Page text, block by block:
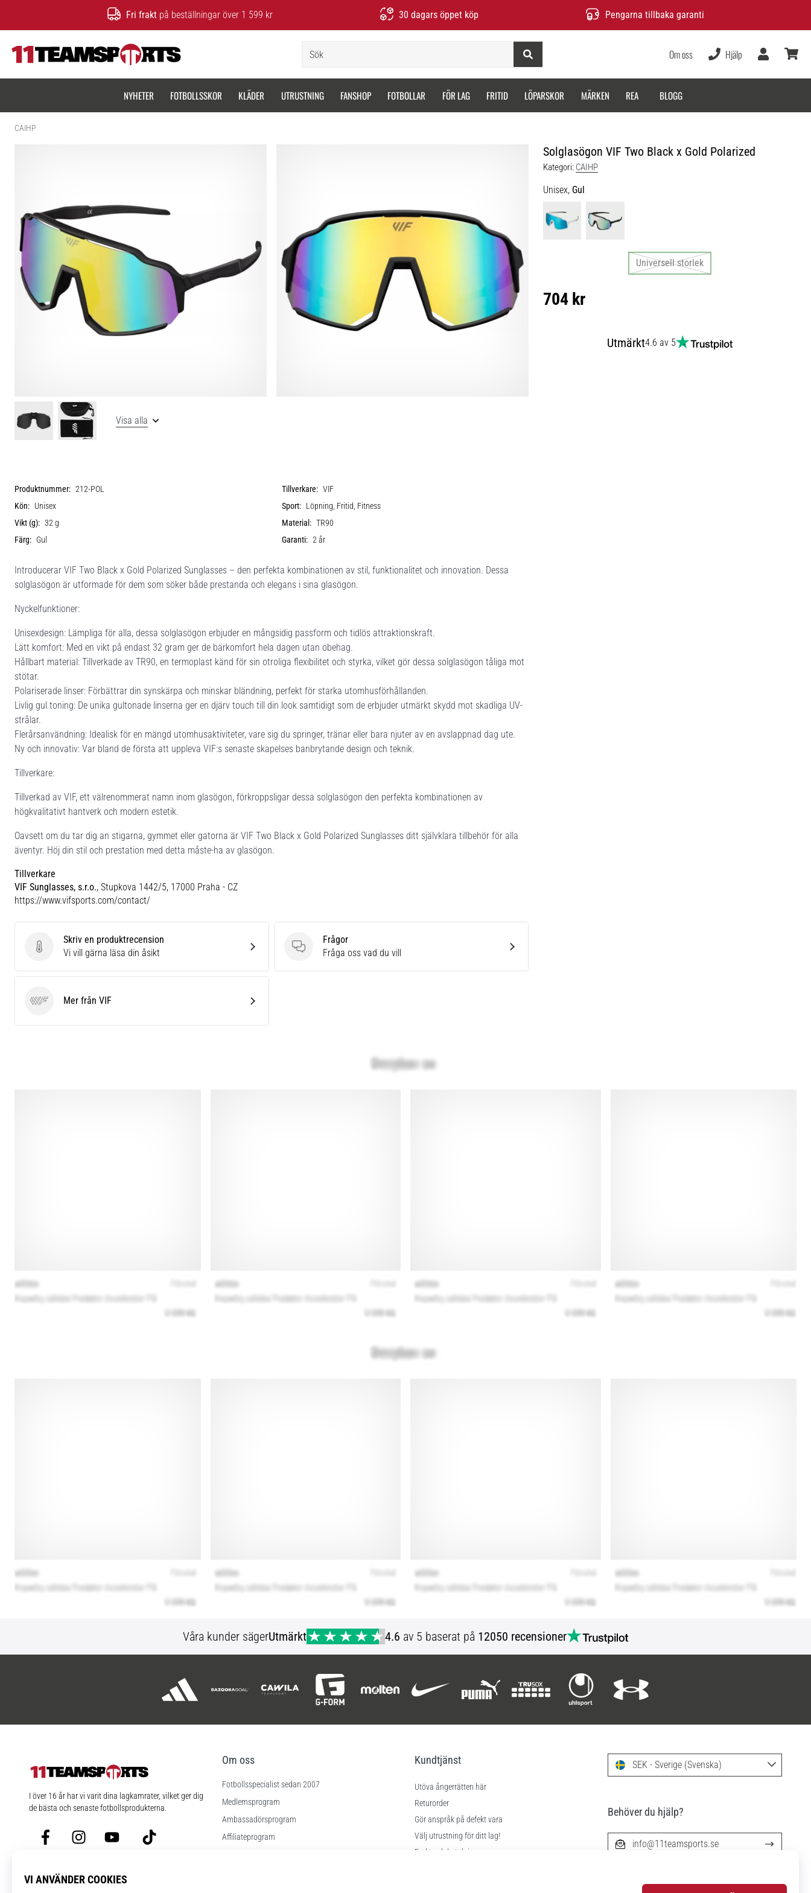
Fri frakt på beställningar över 1 599 kr 30 dagars öppet köp Pengarna tillbaka garanti
Om oss Hjälp
NYHETER FOTBOLLSSKOR KLÄDER UTRUSTNING FANSHOP FOTBOLLAR FÖR LAG FRITID LÖPARSKOR MÄRKEN REA BLOGG
CAIHP
Solglasögon VIF Two Black x Gold Polarized
Kategori: CAIHP
Unisex, Gul
Universell storlek
704 kr
Utmärkt4.6 av 5
Visa alla
Produktnummer: 212-POL Tillverkare: VIF
Kön: Unisex Sport: Löpning, Fritid, Fitness
Vikt (g): 32 g Material: TR90
Färg: Gul Garanti: 2 år
Introducerar VIF Two Black x Gold Polarized Sunglasses – den perfekta kombinationen av stil, funktionalitet och innovation. Dessa
solglasögon är utformade för dem som söker både prestanda och elegans i sina glasögon.
Nyckelfunktioner:
Unisexdesign: Lämpliga för alla, dessa solglasögon erbjuder en mångsidig passform och tidlös attraktionskraft.
Lätt komfort: Med en vikt på endast 32 gram ger de bärkomfort hela dagen utan obehag.
Hållbart material: Tillverkade av TR90, en termoplast känd för sin otroliga flexibilitet och styrka, vilket gör dessa solglasögon tåliga mot
stötar.
Polariserade linser: Förbättrar din synskärpa och minskar bländning, perfekt för starka utomhusförhållanden.
Livlig gul toning: De unika gultonade linserna ger en djärv touch till din look samtidigt som de erbjuder utmärkt skydd mot skadliga UV-
strålar.
Flerårsanvändning: Idealisk för en mängd utomhusaktiviteter, vare sig du springer, tränar eller bara njuter av en avslappnad dag ute.
Ny och innovativ: Var bland de första att uppleva VIF:s senaste skapelses banbrytande design och teknik.
Tillverkare:
Tillverkad av VIF, ett välrenommerat namn inom glasögon, förkroppsligar dessa solglasögon den perfekta kombinationen av
högkvalitativt hantverk och modern estetik.
Oavsett om du tar dig an stigarna, gymmet eller gatorna är VIF Two Black x Gold Polarized Sunglasses ditt självklara tillbehör för alla
äventyr. Höj din stil och prestation med detta måste-ha av glasögon.
Tillverkare
VIF Sunglasses, s.r.o., Stupkova 1442/5, 17000 Praha - CZ
https://www.vifsports.com/contact/
Skriv en produktrecension
Skriv en produktrecension
Vi vill gärna läsa din åsikt
Frågor
Frågor
Fråga oss vad du vill
VIF Mer från VIF
Våra kunder sägerUtmärkt 4.6 av 5 baserat på 12050 recensioner
11teamsports.se
I över 16 år har vi varit dina lagkamrater, vilket ger dig
de bästa och senaste fotbollsprodukterna.
FacebookInstagramYouTubeTikTok
Om oss
Fotbollsspecialist sedan 2007
Medlemsprogram
Ambassadörsprogram
Affiliateprogram
Kundtjänst
Utöva ångerrätten här
Returorder
Gör anspråk på defekt vara
Välj utrustning för ditt lag!
Frakt och betalning
SEK - Sverige (Svenska)
Behöver du hjälp?
info@11teamsports.se